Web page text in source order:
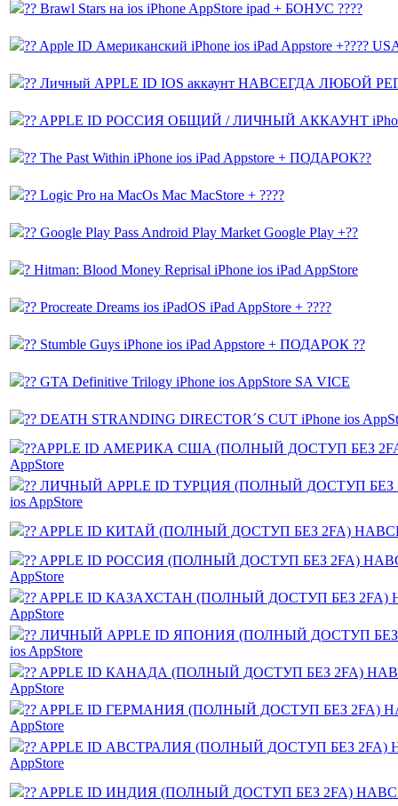
?? Brawl Stars на ios iPhone AppStore ipad + БОНУС ????
?? Apple ID Американский iPhone ios iPad Appstore +????
?? Личный APPLE ID IOS аккаунт НАВСЕГДА ЛЮБОЙ
?? APPLE ID РОССИЯ ОБЩИЙ / ЛИЧНЫЙ АККАУНТ
?? The Past Within iPhone ios iPad Appstore + ПОДАРОК??
?? Logic Pro на MacOs Mac MacStore + ????
?? Google Play Pass Android Play Market Google Play +??
? Hitman: Blood Money Reprisal iPhone ios iPad AppStore
?? Procreate Dreams ios iPadOS iPad AppStore + ????
?? Stumble Guys iPhone ios iPad Appstore + ПОДАРОК ??
?? GTA Definitive Trilogy iPhone ios AppStore SA VICE
?? DEATH STRANDING DIRECTOR´S CUT iPhone ios
??APPLE ID АМЕРИКА США (ПОЛНЫЙ ДОСТУП БЕЗ
AppStore
?? ЛИЧНЫЙ APPLE ID ТУРЦИЯ (ПОЛНЫЙ ДОСТУП БЕЗ
ios AppStore
?? APPLE ID КИТАЙ (ПОЛНЫЙ ДОСТУП БЕЗ 2FA)
?? APPLE ID РОССИЯ (ПОЛНЫЙ ДОСТУП БЕЗ 2FA)
AppStore
?? APPLE ID КАЗАХСТАН (ПОЛНЫЙ ДОСТУП БЕЗ 2FA)
AppStore
?? ЛИЧНЫЙ APPLE ID ЯПОНИЯ (ПОЛНЫЙ ДОСТУП БЕЗ
ios AppStore
?? APPLE ID КАНАДА (ПОЛНЫЙ ДОСТУП БЕЗ 2FA)
AppStore
?? APPLE ID ГЕРМАНИЯ (ПОЛНЫЙ ДОСТУП БЕЗ 2FA)
AppStore
?? APPLE ID АВСТРАЛИЯ (ПОЛНЫЙ ДОСТУП БЕЗ 2FA)
AppStore
?? APPLE ID ИНДИЯ (ПОЛНЫЙ ДОСТУП БЕЗ 2FA)